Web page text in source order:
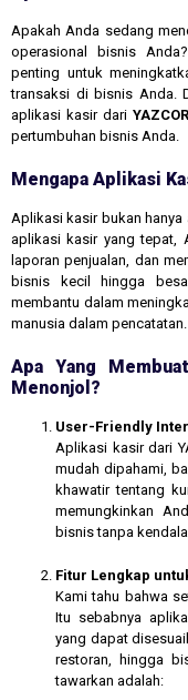
Apakah Anda sedang
operasional bisnis
penting untuk
transaksi di bisnis Anda.
aplikasi kasir dari
pertumbuhan bisnis Anda.
Mengapa Aplikasi
Aplikasi kasir bukan hanya
aplikasi kasir yang tepat,
laporan penjualan, dan
bisnis kecil hingga
membantu dalam
manusia dalam pencatatan.
Apa Yang
Menonjol?
User-Friendly
Aplikasi kasir dari
mudah dipahami,
khawatir tentang
memungkinkan
bisnis tanpa
Fitur Lengkap
Kami tahu bahwa
Itu sebabnya
yang dapat
restoran, hingga
tawarkan adalah: